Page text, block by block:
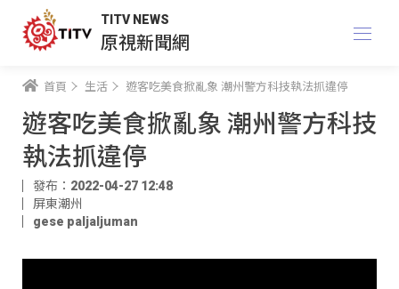
TITV NEWS
原視新聞網
首頁 生活 遊客吃美食掀亂象 潮州警方科技執法抓違停
遊客吃美食掀亂象 潮州警方科技
執法抓違停
發布：2022-04-27 12:48
屏東潮州
gese paljaljuman